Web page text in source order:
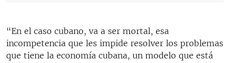
“En el caso cubano, va a ser mortal, esa
incompetencia que les impide resolver los problemas
que tiene la economía cubana, un modelo que está